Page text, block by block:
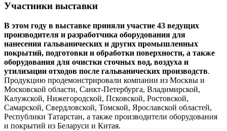
Участники выставки
В этом году в выставке приняли участие 43 ведущих
производителя и разработчика оборудования для
нанесения гальванических и других промышленных
покрытий, подготовки и обработки поверхности, а также
оборудования для очистки сточных вод, воздуха и
утилизации отходов после гальванических производств.
Продукцию продемонстрировали компании из Москвы и
Московской области, Санкт-Петербурга, Владимирской,
Калужской, Нижегородской, Псковской, Ростовской,
Самарской, Свердловской, Томской, Ярославской областей,
Республики Татарстан, а также производители оборудования
и покрытий из Беларуси и Китая.